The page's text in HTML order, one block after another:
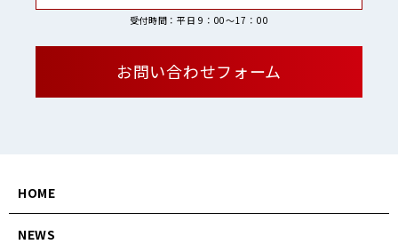
受付時間：平日 9：00〜17：00
お問い合わせフォーム
HOME
NEWS